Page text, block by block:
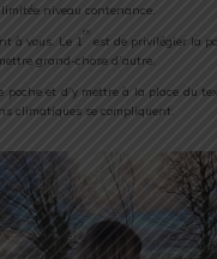
niveau contenance.
à vous. Le 1
er
est de privilégier la
grand-chose d’autre.
poche et d’y mettre à la place du
climatiques se compliquent.